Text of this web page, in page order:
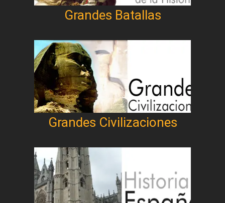
Grandes Batallas
Grandes Civilizaciones